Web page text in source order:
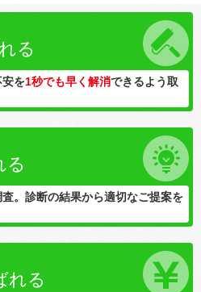
る
安を1秒でも早く解消できるよう取
る
。診断の結果から適切なご提案を
れる